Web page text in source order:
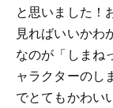
と思いました！
見ればいいかわ
なのが「しまね
ャラクターのし
でとてもかわい